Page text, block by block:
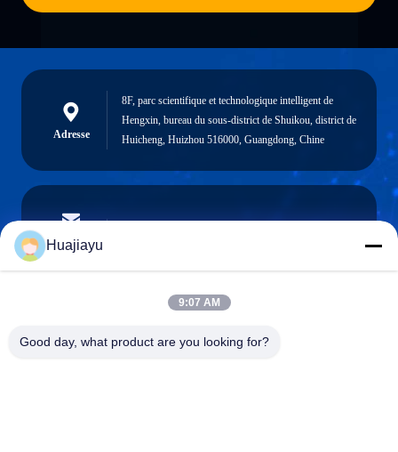
Adresse
8F, parc scientifique et technologique intelligent de
Hengxin, bureau du sous-district de Shuikou, district de
Huicheng, Huizhou 516000, Guangdong, Chine
Email
Téléphone
Huajiayu
9:07 AM
Good day, what product are you looking for?